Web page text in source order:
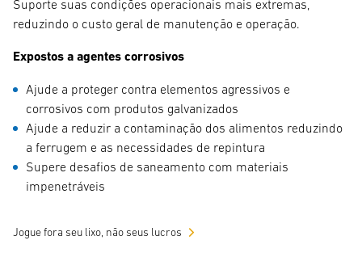
Suporte suas condições operacionais mais extremas,
reduzindo o custo geral de manutenção e operação.
Expostos a agentes corrosivos
Ajude a proteger contra elementos agressivos e
corrosivos com produtos galvanizados
Ajude a reduzir a contaminação dos alimentos reduzindo
a ferrugem e as necessidades de repintura
Supere desafios de saneamento com materiais
impenetráveis
Jogue fora seu lixo, não seus lucros